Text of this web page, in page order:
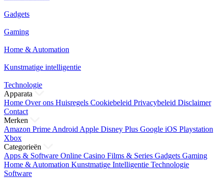
Gadgets
Gaming
Home & Automation
Kunstmatige intelligentie
Technologie
Apparata
Home Over ons Huisregels Cookiebeleid Privacybeleid Disclaimer
Contact
Merken
Amazon Prime Android Apple Disney Plus Google iOS Playstation
Xbox
Categorieën
Apps & Software Online Casino Films & Series Gadgets Gaming
Home & Automation Kunstmatige Intelligentie Technologie
Software